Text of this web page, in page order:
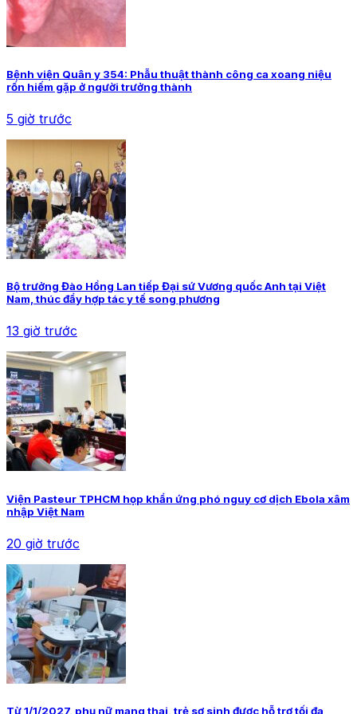
Bệnh viện Quân y 354: Phẫu thuật thành công ca xoang niệu
rốn hiếm gặp ở người trưởng thành
5 giờ trước
Bộ trưởng Đào Hồng Lan tiếp Đại sứ Vương quốc Anh tại Việt
Nam, thúc đẩy hợp tác y tế song phương
13 giờ trước
Viện Pasteur TPHCM họp khẩn ứng phó nguy cơ dịch Ebola xâm
nhập Việt Nam
20 giờ trước
Từ 1/1/2027, phụ nữ mang thai, trẻ sơ sinh được hỗ trợ tối đa